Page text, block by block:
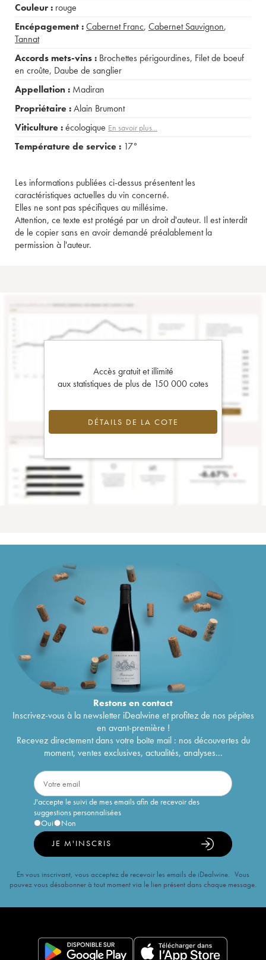
Couleur : rouge
Encépagement :Cabernet Franc, Cabernet Sauvignon,
Tannat
Accords mets-vins : Brochettes périgourdines, Filet de boeuf
en croûte, Daube de sanglier
Appellation : Madiran
Propriétaire :Alain Brumont
Viticulture :écologique En savoir plus...
Température de service : 17°
Les informations publiées ci-dessus présentent les
caractéristiques actuelles du vin concerné.
Elles ne sont pas spécifiques au millésime.
Attention, ce texte est protégé par un droit d'auteur. Il est interdit
de le copier sans en avoir demandé préalablement la
permission à l'auteur.
Accès gratuit et illimité
aux statistiques de plus de 150 000 cotes
DÉTAILS DE LA COTE
Restons encontact
Inscrivez-vous à la newsletter iDealwine et profitez de nos pépites
en avant-première !
Recevez directement dans votre boîte mail : nos découvertes du
moment, ventes exclusives, actualités, analyses...
J'accepte le suivi de mes emails afin de recevoir des
suggestions personnalisées
Oui
Non
JE M'INSCRIS
En vous inscrivant, vous acceptez de recevoir les emails de iDealwine. Vous
pouvez vous désabonner à tout moment via le lien présent dans chaque message.